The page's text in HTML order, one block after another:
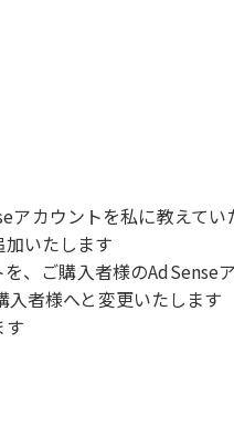
アカウントを私に教えてい
いたします
、ご購入者様のAdSense
者様へと変更いたします
す